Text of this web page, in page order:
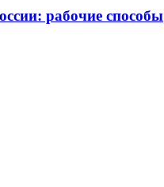
рабочие способы